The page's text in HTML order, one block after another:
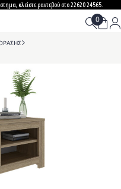
κλείστε ραντεβού στο 22620 24565.
>